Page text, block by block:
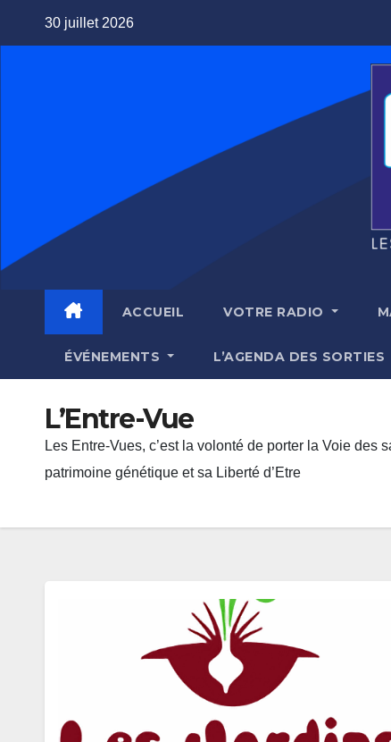
30 juillet 2026
ACCUEIL VOTRE RADIO
ÉVÉNEMENTS L’AGENDA DES SORTIES
L’Entre-Vue
Les Entre-Vues, c’est la volonté de porter la Voie
patrimoine génétique et sa Liberté d’Etre